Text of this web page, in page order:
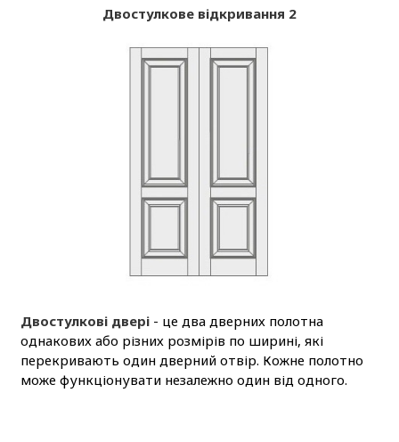
Двостулкове відкривання 2
Двостулкові двері- це два дверних полотна
однакових або різних розмірів по ширині, які
перекривають один дверний отвір. Кожне полотно
може функціонувати незалежно один від одного.